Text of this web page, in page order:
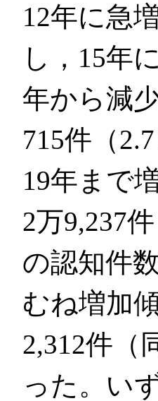
12年に急
し，15年
年から減
715件（
19年まで
2万9,237
の認知件
むね増加
2,312件（
った。い